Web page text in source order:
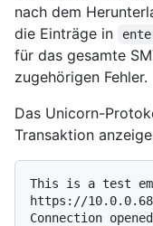
nach dem
die Einträge in
für das gesamte
zugehörigen Fehler.
Das Unicorn-
Transaktion
This is a test
https://